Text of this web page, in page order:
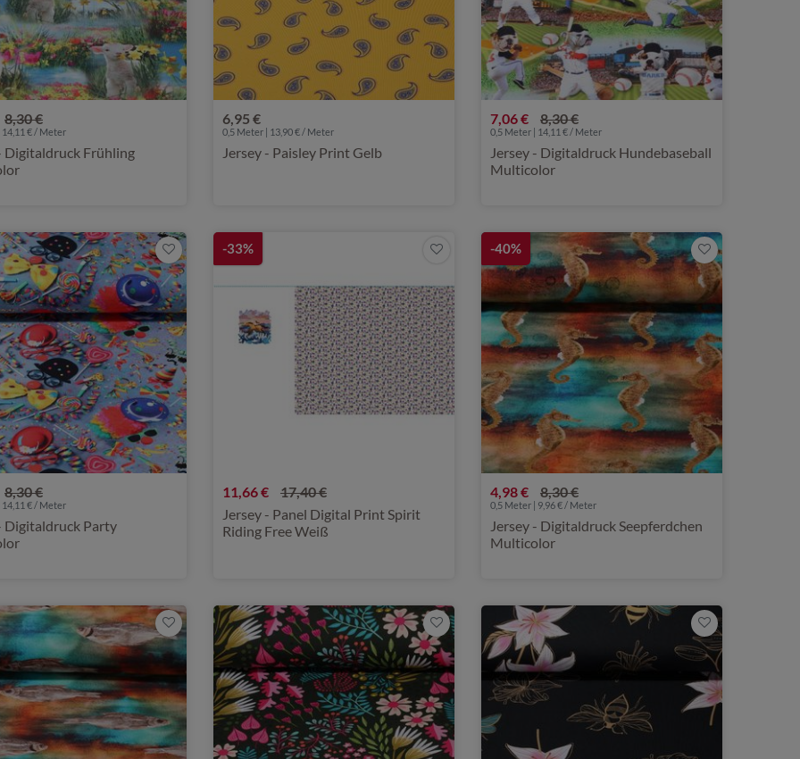
8,30 €
€ / Meter
Digitaldruck Frühling
6,95 €
0,5 Meter | 13,90 € / Meter
Jersey - Paisley Print Gelb
7,06 € 8,30 €
0,5 Meter | 14,11 € / Meter
Jersey - Digitaldruck Hundebaseball
Multicolor
8,30 €
€ / Meter
Digitaldruck Party
-33%
11,66 €
17,40 €
Jersey - Panel Digital Print Spirit
Riding Free Weiß
-40%
4,98 € 8,30 €
0,5 Meter | 9,96 € / Meter
Jersey - Digitaldruck Seepferdchen
Multicolor